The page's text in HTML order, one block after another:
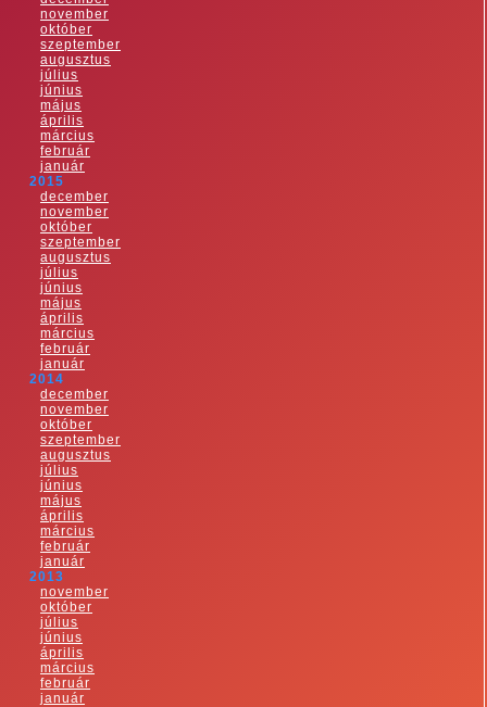
november
október
szeptember
augusztus
július
június
május
április
március
február
január
2015
december
november
október
szeptember
augusztus
július
június
május
április
március
február
január
2014
december
november
október
szeptember
augusztus
július
június
május
április
március
február
január
2013
november
október
július
június
április
március
február
január